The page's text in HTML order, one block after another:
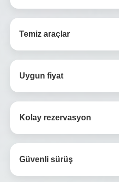
Temiz araçlar
Uygun fiyat
Kolay rezervasyon
Güvenli sürüş